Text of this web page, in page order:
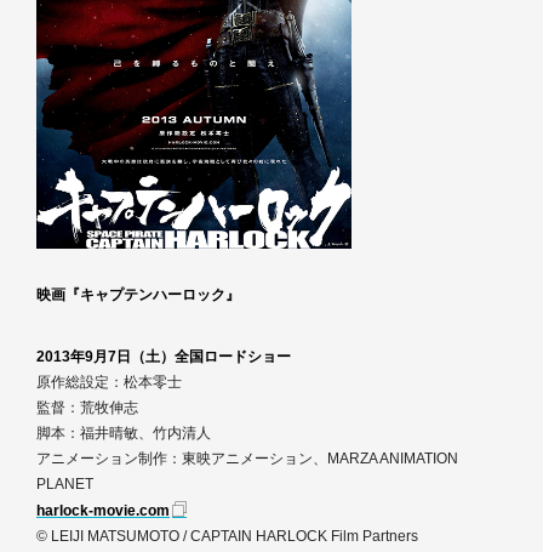
映画『キャプテンハーロック』
2013年9月7日（土）全国ロードショー
原作総設定：松本零士
監督：荒牧伸志
脚本：福井晴敏、竹内清人
アニメーション制作：東映アニメーション、MARZA ANIMATION
PLANET
harlock-movie.com
© LEIJI MATSUMOTO / CAPTAIN HARLOCK Film Partners